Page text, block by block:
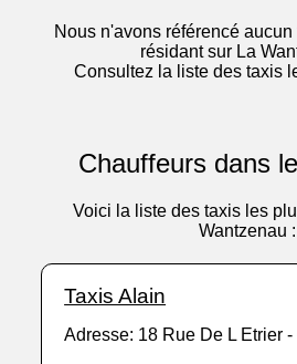
Nous n'avons référencé
résidant sur La
Consultez la liste des taxis
Chauffeurs dans
Voici la liste des taxis les
Wantzenau :
Taxis Alain
Adresse: 18 Rue De L Etrier